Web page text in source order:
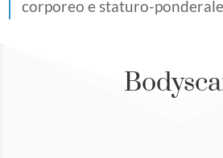
corporeo e staturo-